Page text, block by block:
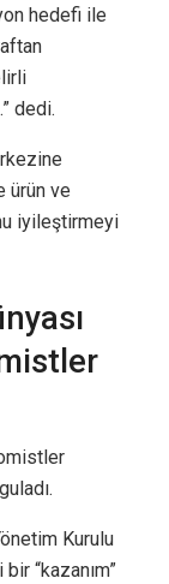
hedefi ile
dedi.
ürün ve
iyileştirmeyi
Kurulu
“kazanım”